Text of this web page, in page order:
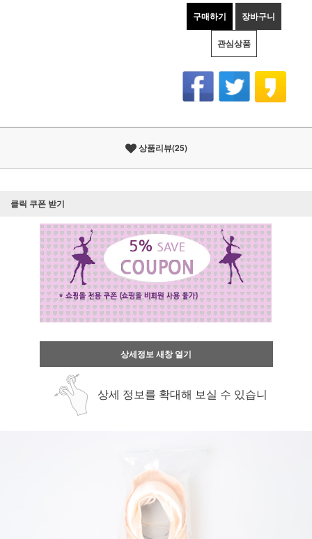
구매하기 장바구니
관심상품
상품리뷰(25)
클릭 쿠폰 받기
상세정보 새창 열기
상세 정보를 확대해 보실 수 있습니